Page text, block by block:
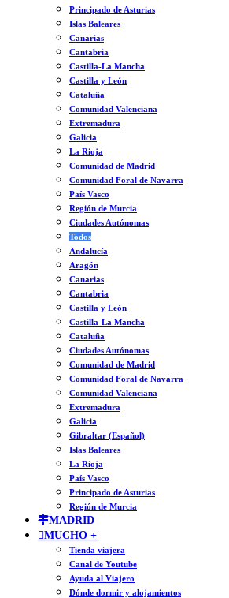
Principado de Asturias
Islas Baleares
Canarias
Cantabria
Castilla-La Mancha
Castilla y León
Cataluña
Comunidad Valenciana
Extremadura
Galicia
La Rioja
Comunidad de Madrid
Comunidad Foral de Navarra
País Vasco
Región de Murcia
Ciudades Autónomas
Todos
Andalucía
Aragón
Canarias
Cantabria
Castilla y León
Castilla-La Mancha
Cataluña
Ciudades Autónomas
Comunidad de Madrid
Comunidad Foral de Navarra
Comunidad Valenciana
Extremadura
Galicia
Gibraltar (Español)
Islas Baleares
La Rioja
País Vasco
Principado de Asturias
Región de Murcia
MADRID
MUCHO +
Tienda viajera
Canal de Youtube
Ayuda al Viajero
Dónde dormir y alojamientos